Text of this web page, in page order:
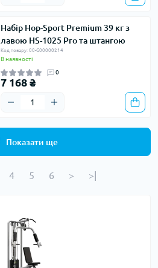
Набір Hop-Sport Premium 39 кг з
лавою HS-1025 Pro та штангою
Код товару: 00-G00000214
В наявності
0
7 168 ₴
Показати ще
4 5 6 > >|